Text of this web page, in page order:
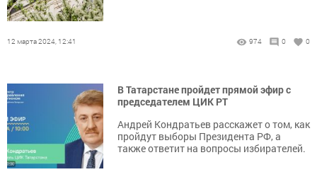
12 марта 2024, 12:41 974 0 0
В Татарстане пройдет прямой эфир с
председателем ЦИК РТ
Андрей Кондратьев расскажет о том, как
пройдут выборы Президента РФ, а
также ответит на вопросы избирателей.